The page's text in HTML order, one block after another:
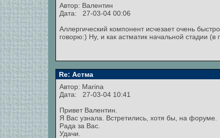
Автор: Валентин
Дата: 27-03-04 00:06
Аллергический компонент исчезает очень
говорю:) Ну, и как астматик начальной стадии
Re: Астма
Автор: Marina
Дата: 27-03-04 10:41
Привет Валентин.
Я Вас узнала. Встретились, хотя бы, на форуме.
Рада за Вас.
Удачи.